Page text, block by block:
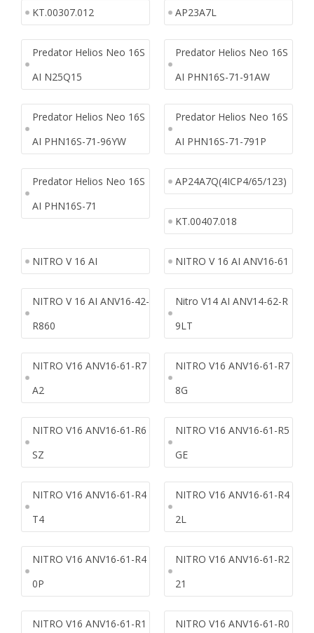
KT.00307.012 AP23A7L
Predator Helios Neo 16S
AI N25Q15
Predator Helios Neo 16S
AI PHN16S-71-91AW
Predator Helios Neo 16S
AI PHN16S-71-96YW
Predator Helios Neo 16S
AI PHN16S-71-791P
Predator Helios Neo 16S
AI PHN16S-71
AP24A7Q(4ICP4/65/123)
KT.00407.018
NITRO V 16 AI NITRO V 16 AI ANV16-61
NITRO V 16 AI ANV16-42-
R860
Nitro V14 AI ANV14-62-R
9LT
NITRO V16 ANV16-61-R7
A2
NITRO V16 ANV16-61-R7
8G
NITRO V16 ANV16-61-R6
SZ
NITRO V16 ANV16-61-R5
GE
NITRO V16 ANV16-61-R4
T4
NITRO V16 ANV16-61-R4
2L
NITRO V16 ANV16-61-R4
0P
NITRO V16 ANV16-61-R2
21
NITRO V16 ANV16-61-R1
NITRO V16 ANV16-61-R0